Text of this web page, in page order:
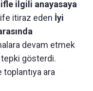
ilgili anayasaya
itiraz eden İyi
devam etmek
gösterdi.
ara